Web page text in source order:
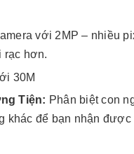
với 2MP – nhiều
rạc hơn.
30M
Tiện: Phân biệt con
để bạn nhận được